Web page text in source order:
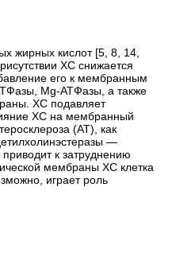
жирных кислот [5, 8, 14,
ХС снижается
его к мембранным
Mg-АТФазы, а также
ХС подав­ляет
ХС на мембранный
(АТ), как
—
к затруднению
мембраны ХС клетка
играет роль